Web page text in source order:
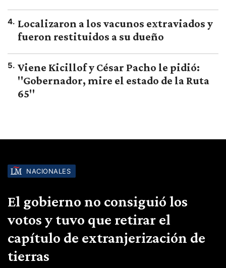
4. Localizaron a los vacunos extraviados y
fueron restituidos a su dueño
5. Viene Kicillof y César Pacho le pidió:
"Gobernador, mire el estado de la Ruta
65"
NACIONALES
El gobierno no consiguió los
votos y tuvo que retirar el
capítulo de extranjerización de
tierras